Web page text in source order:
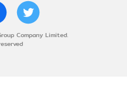
Company Limited.